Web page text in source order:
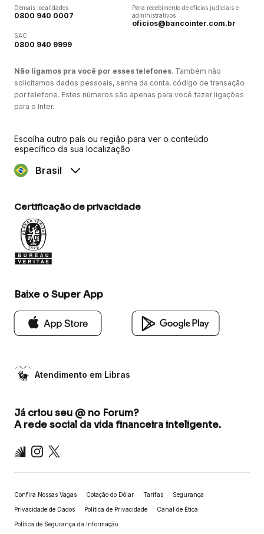
Demais localidades
0800 940 0007
SAC
0800 940 9999
Para recebimento de ofícios judiciais e
administrativos
oficios@bancointer.com.br
Não ligamos pra você por esses telefones. Também não
solicitamos dados pessoais, senha da conta, código de transação
por telefone. Estes números são apenas para você fazer ligações
para o Inter.
Escolha outro país ou região para ver o conteúdo
específico da sua localização
Brasil
Certificação de privacidade
Baixe o Super App
Atendimento em Libras
Já criou seu @ no Forum?
A rede social da vida financeira inteligente.
Inter Instagram
X
Confira Nossas Vagas Cotação do Dólar Tarifas Segurança
Privacidade de Dados Política de Privacidade Canal de Ética
Política de Segurança da Informação